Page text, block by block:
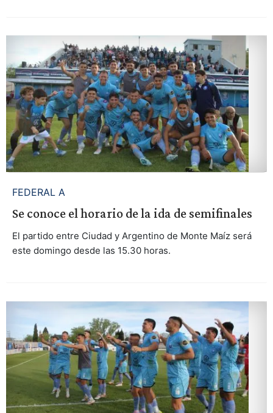
FEDERAL A
Se conoce el horario de la ida de semifinales
El partido entre Ciudad y Argentino de Monte Maíz será
este domingo desde las 15.30 horas.